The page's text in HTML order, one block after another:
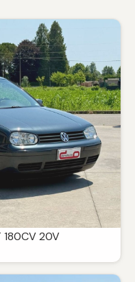
180CV 20V